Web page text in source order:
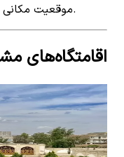
موقعیت مکانی دقیق پس از رزرو نمایش داده می‌شود.
اقامتگاه‌های
View details for
منیر
اجاره بوتیک هتل